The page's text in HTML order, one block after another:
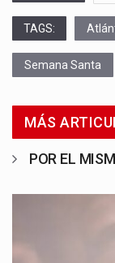
TAGS:
Semana Santa
MÁS
POR EL